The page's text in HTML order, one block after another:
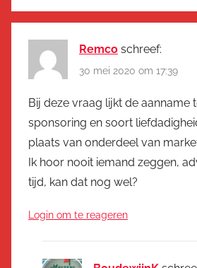
Remco schreef:
30 mei 2020 om 17:39
‪Bij deze vraag lijkt de aanname
sponsoring en soort
plaats van onderdeel van
Ik hoor nooit iemand zeggen,
tijd, kan dat nog wel?
Login om te reageren